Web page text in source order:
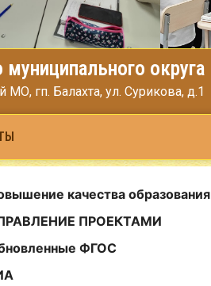
округа
гп. Балахта, ул. Сурикова, д.1
качества образования
ПРОЕКТАМИ
ФГОС